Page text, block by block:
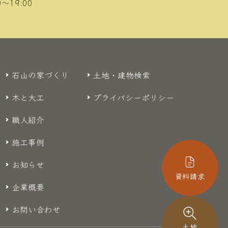
19:00
石山の家づくり
木と大工
職人紹介
施工事例
お知らせ
企業概要
お問い合わせ
土地・建物検索
プライバシーポリシー
資料請求